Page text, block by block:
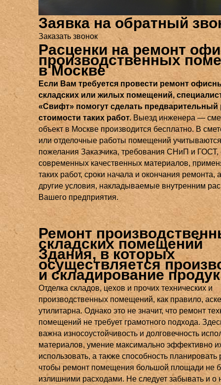
Заявка на обратный
Заказать звонок
Расценки на ремонт
производственных
в Москве
Если Вам требуется провести ремонт
складских или жилых помещений,
«Свифт» помогут сделать предварительный
стоимости таких работ. Выезд инженера —
объект в Москве производится бесплатно. В
или отделочные работы помещений
пожелания Заказчика, требования СНиП и ГОСТ,
современных качественных материалов,
таких работ, сроки начала и окончания ремонта,
другие условия, накладываемые внутренним
Вашего предприятия.
Ремонт
складских помещений
Здания, в которых
осуществляется
и складирование
Отделка складов, цехов и прочих технических и
производственных помещений, как правило,
утилитарна. Однако это не значит, что ремонт
помещений не требует грамотного подхода.
важна износоустойчивость и долговечность
материалов, умение максимально эффективно
использовать, а также способность планировать
чтобы ремонт помещения большой площади не
излишними расходами. Не следует забывать и о